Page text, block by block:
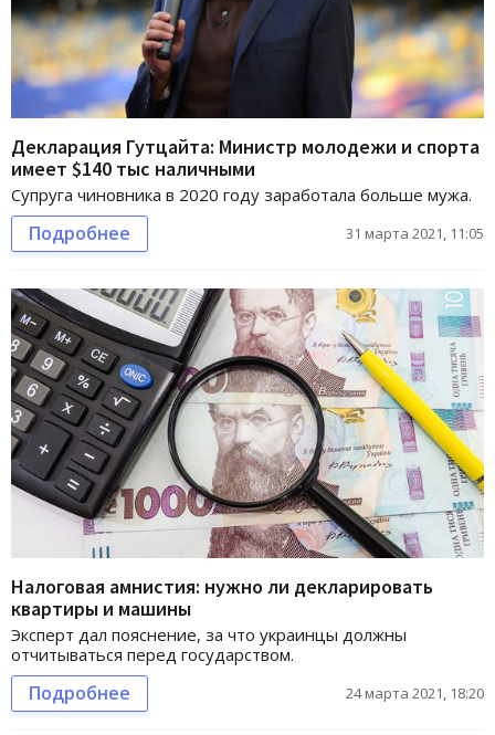
Декларация Гутцайта: Министр молодежи и спорта
имеет $140 тыс наличными
Супруга чиновника в 2020 году заработала больше мужа.
Подробнее 31 марта 2021, 11:05
Налоговая амнистия: нужно ли декларировать
квартиры и машины
Эксперт дал пояснение, за что украинцы должны
отчитываться перед государством.
Подробнее 24 марта 2021, 18:20